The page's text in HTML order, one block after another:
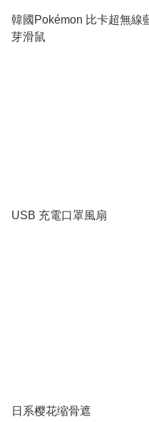
韓國Pokémon 比卡超無線
芽滑鼠
USB 充電口罩風扇
日系樱花缩骨遮